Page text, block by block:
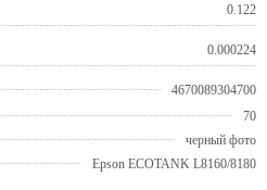
0.122
0.000224
4670089304700
70
черный фото
Epson ECOTANK L8160/8180